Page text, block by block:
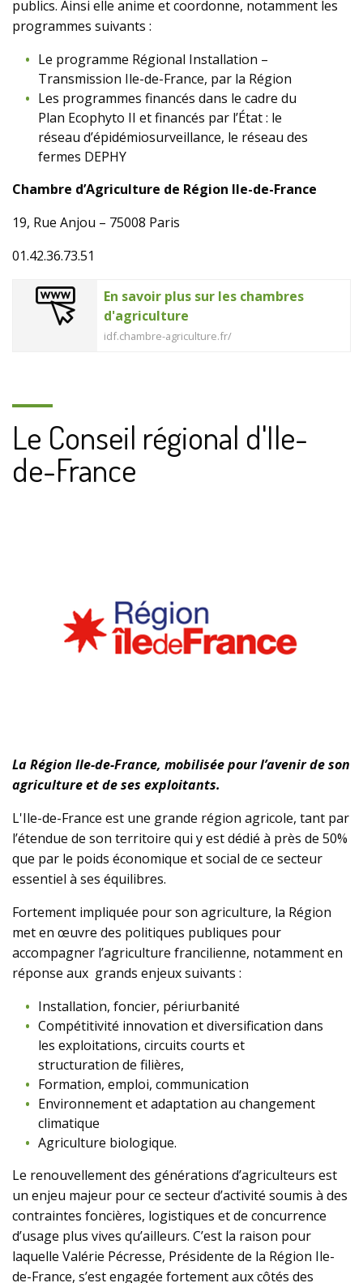
publics. Ainsi elle anime et coordonne, notamment les
programmes suivants :
Le programme Régional Installation –
Transmission Ile-de-France, par la Région
Les programmes financés dans le cadre du
Plan Ecophyto II et financés par l’État : le
réseau d’épidémiosurveillance, le réseau des
fermes DEPHY
Chambre d’Agriculture de Région Ile-de-France
19, Rue Anjou – 75008 Paris
01.42.36.73.51
En savoir plus sur les chambres
d'agriculture
idf.chambre-agriculture.fr/
Le Conseil régional d'Ile-
de-France
La Région Ile-de-France, mobilisée pour l’avenir de son
agriculture et de ses exploitants.
L'Ile-de-France est une grande région agricole, tant par
l’étendue de son territoire qui y est dédié à près de 50%
que par le poids économique et social de ce secteur
essentiel à ses équilibres.
Fortement impliquée pour son agriculture, la Région
met en œuvre des politiques publiques pour
accompagner l’agriculture francilienne, notamment en
réponse aux grands enjeux suivants :
Installation, foncier, périurbanité
Compétitivité innovation et diversification dans
les exploitations, circuits courts et
structuration de filières,
Formation, emploi, communication
Environnement et adaptation au changement
climatique
Agriculture biologique.
Le renouvellement des générations d’agriculteurs est
un enjeu majeur pour ce secteur d’activité soumis à des
contraintes foncières, logistiques et de concurrence
d’usage plus vives qu’ailleurs. C’est la raison pour
laquelle Valérie Pécresse, Présidente de la Région Ile-
de-France, s’est engagée fortement aux côtés des